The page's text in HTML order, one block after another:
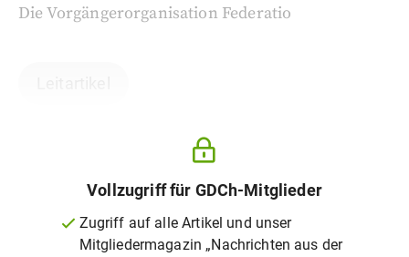
Die Vorgängerorganisation Federatio
Vollzugriff für GDCh-Mitglieder
Zugriff auf alle Artikel und unser
Mitgliedermagazin „Nachrichten aus der